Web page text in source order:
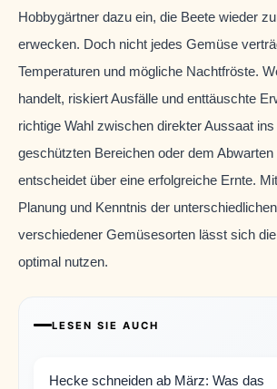
Hobbygärtner dazu ein, die Beete wieder
erwecken. Doch nicht jedes Gemüse
Temperaturen und mögliche Nachtfröste.
handelt, riskiert Ausfälle und enttäuschte
richtige Wahl zwischen direkter Aussaat ins
geschützten Bereichen oder dem Abwarten
entscheidet über eine erfolgreiche Ernte.
Planung und Kenntnis der
verschiedener Gemüsesorten lässt sich
optimal nutzen.
LESEN SIE AUCH
Hecke schneiden ab März: Was das